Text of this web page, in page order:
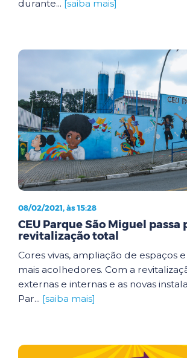
durante... [saiba mais]
08/02/2021, às 15:28
CEU Parque São Miguel passa
revitalização total
Cores vivas, ampliação de espaços
mais acolhedores. Com a
externas e internas e as novas
Par... [saiba mais]